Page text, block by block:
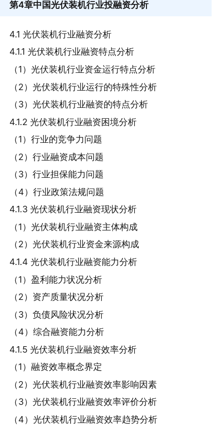
第4章中国光伏装机行业投融资分析
4.1 光伏装机行业融资分析
4.1.1 光伏装机行业融资特点分析
（1）光伏装机行业资金运行特点分析
（2）光伏装机行业运行的特殊性分析
（3）光伏装机行业融资的特点分析
4.1.2 光伏装机行业融资困境分析
（1）行业的竞争力问题
（2）行业融资成本问题
（3）行业担保能力问题
（4）行业政策法规问题
4.1.3 光伏装机行业融资现状分析
（1）光伏装机行业融资主体构成
（2）光伏装机行业资金来源构成
4.1.4 光伏装机行业融资能力分析
（1）盈利能力状况分析
（2）资产质量状况分析
（3）负债风险状况分析
（4）综合融资能力分析
4.1.5 光伏装机行业融资效率分析
（1）融资效率概念界定
（2）光伏装机行业融资效率影响因素
（3）光伏装机行业融资效率评价分析
（4）光伏装机行业融资效率趋势分析